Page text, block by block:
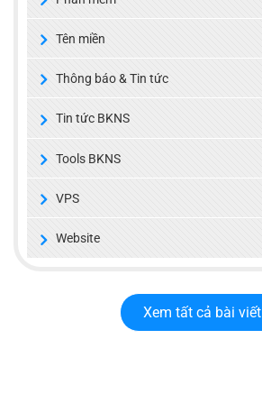
Tên miền
Thông báo & Tin tức
Tin tức BKNS
Tools BKNS
VPS
Website
Xem tất cả bài viết